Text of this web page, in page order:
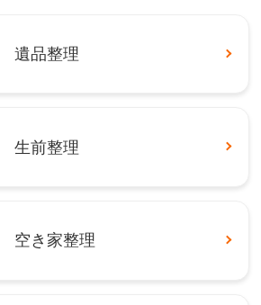
遺品整理
生前整理
空き家整理